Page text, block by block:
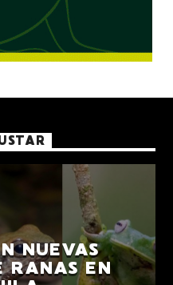
NUEVAS
RANAS EN